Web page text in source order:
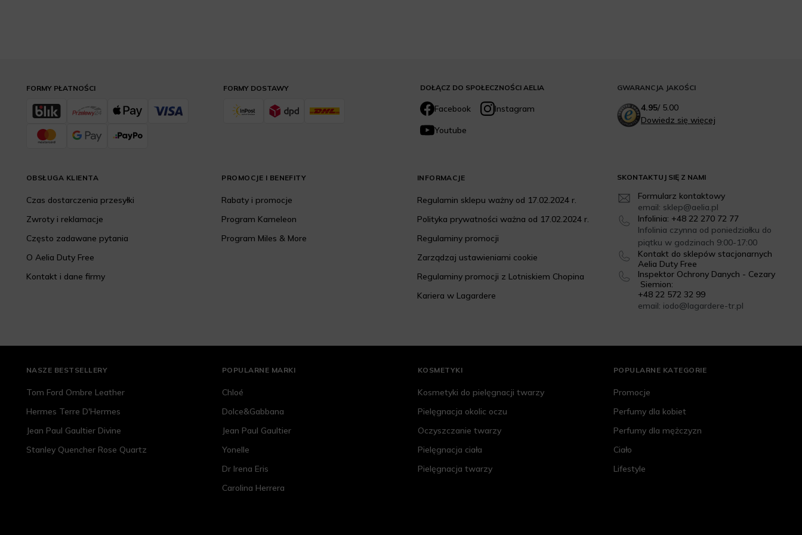
DOŁĄCZ DO SPOŁECZNOŚCI AELIA
Facebook
Instagram
Youtube
SKONTAKTUJ SIĘ Z NAMI
Formularz kontaktowy
email: sklep@aelia.pl
Infolinia: +48 22 270 72 77
Infolinia czynna od poniedziałku do
piątku w godzinach 9:00-17:00
Kontakt do sklepów stacjonarnych
Aelia Duty Free
Inspektor Ochrony Danych - Cezary
Siemion:
+48 22 572 32 99
email: iodo@lagardere-tr.pl
FORMY DOSTAWY
FORMY PŁATNOŚCI
OBSŁUGA KLIENTA
Czas dostarczenia przesyłki
Zwroty i reklamacje
Często zadawane pytania
O Aelia Duty Free
Kontakt i dane firmy
PROMOCJE I BENEFITY
Rabaty i promocje
Program Kameleon
Program Miles & More
INFORMACJE
Regulamin sklepu ważny od 17.02.2024 r.
Polityka prywatności ważna od 17.02.2024 r.
Regulaminy promocji
Zarządzaj ustawieniami cookie
Regulaminy promocji z Lotniskiem Chopina
Kariera w Lagardere
GWARANCJA JAKOŚCI
4.95/5.00
Dowiedz się więcej
NASZE BESTSELLERY
Tom Ford Ombre Leather
Hermes Terre D'Hermes
Jean Paul Gaultier Divine
Stanley Quencher Rose Quartz
POPULARNE MARKI
Chloé
Dolce&Gabbana
Jean Paul Gaultier
Yonelle
Dr Irena Eris
Carolina Herrera
KOSMETYKI
Kosmetyki do pielęgnacji twarzy
Pielęgnacja okolic oczu
Oczyszczanie twarzy
Pielęgnacja ciała
Pielęgnacja twarzy
POPULARNE KATEGORIE
Promocje
Perfumy dla kobiet
Perfumy dla mężczyzn
Ciało
Lifestyle